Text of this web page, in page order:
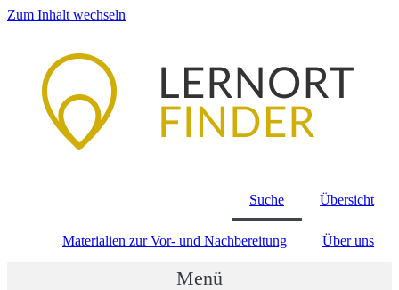
Zum Inhalt wechseln
Suche Übersicht
Materialien zur Vor- und Nachbereitung Über uns
Menü